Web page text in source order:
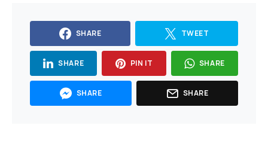
SHARE TWEET
SHARE PIN IT SHARE
SHARE SHARE